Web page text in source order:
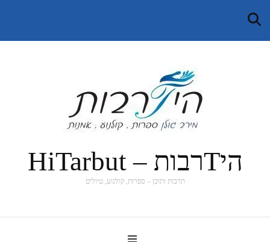
היTרבות – HiTarbut
תרבות ותוכן – ספרות, קולנוע, טיולים